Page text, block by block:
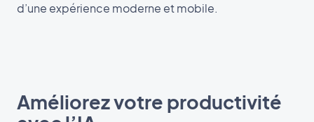
d’une expérience moderne et mobile.
Améliorez votre productivité